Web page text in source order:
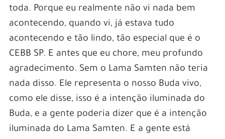
toda. Porque eu realmente não vi nada bem
acontecendo, quando vi, já estava tudo
acontecendo e tão lindo, tão especial que é o
CEBB SP. E antes que eu chore, meu profundo
agradecimento. Sem o Lama Samten não teria
nada disso. Ele representa o nosso Buda vivo,
como ele disse, isso é a intenção iluminada do
Buda, e a gente poderia dizer que é a intenção
iluminada do Lama Samten. E a gente está